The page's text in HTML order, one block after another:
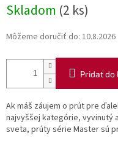
cena:
Skladom (2 ks)
Môžeme doručiť do: 10.8.2026
Pridať do
Ak máš záujem o prút pre
najvyššej kategórie, vyvinutý
sveta, prúty série Master sú